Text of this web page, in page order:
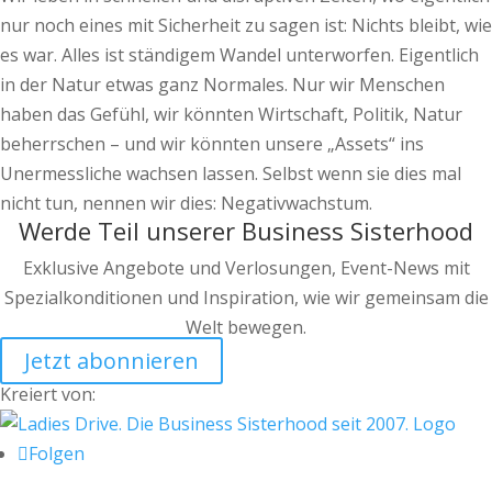
nur noch eines mit Sicherheit zu sagen ist: Nichts bleibt, wie
es war. Alles ist ständigem Wandel unterworfen. Eigentlich
in der Natur etwas ganz Normales. Nur wir Menschen
haben das Gefühl, wir könnten Wirtschaft, Politik, Natur
beherrschen – und wir könnten unsere „Assets“ ins
Unermessliche wachsen lassen. Selbst wenn sie dies mal
nicht tun, nennen wir dies: Negativwachstum.
Werde Teil unserer Business Sisterhood
Exklusive Angebote und Verlosungen, Event-News mit
Spezialkonditionen und Inspiration, wie wir gemeinsam die
Welt bewegen.
Jetzt abonnieren
Kreiert von:
Folgen